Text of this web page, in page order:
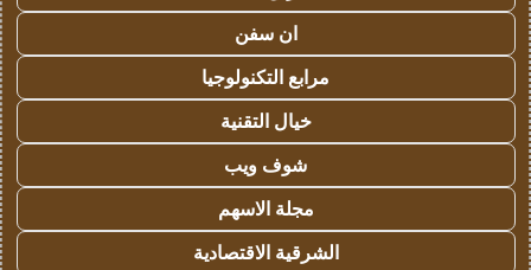
ان سفن
مرابع التكنولوجيا
خيال التقنية
شوف ويب
مجلة الاسهم
الشرقية الاقتصادية